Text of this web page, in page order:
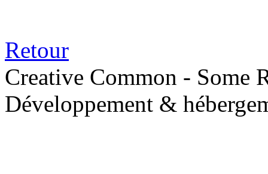
Retour
Creative Common - Some
Développement &